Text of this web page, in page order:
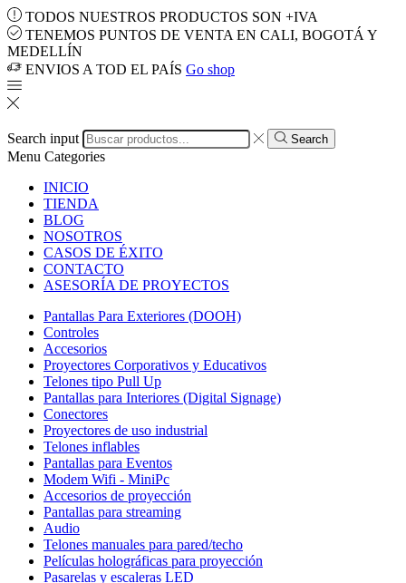
TODOS NUESTROS PRODUCTOS SON +IVA
TENEMOS PUNTOS DE VENTA EN CALI, BOGOTÁ Y
MEDELLÍN
ENVIOS A TOD EL PAÍS Go shop
Search input Search
Menu Categories
INICIO
TIENDA
BLOG
NOSOTROS
CASOS DE ÉXITO
CONTACTO
ASESORÍA DE PROYECTOS
Pantallas Para Exteriores (DOOH)
Controles
Accesorios
Proyectores Corporativos y Educativos
Telones tipo Pull Up
Pantallas para Interiores (Digital Signage)
Conectores
Proyectores de uso industrial
Telones inflables
Pantallas para Eventos
Modem Wifi - MiniPc
Accesorios de proyección
Pantallas para streaming
Audio
Telones manuales para pared/techo
Películas holográficas para proyección
Pasarelas y escaleras LED